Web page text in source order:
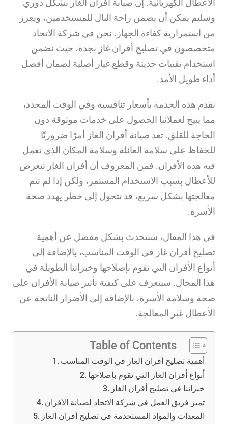
وسليم يمكن أن يضمن راحة البال للمستخدمين، ويعزز
من استمرارية كفاءة الجهاز. نحن في شركة الاتحاد
متخصصون في تصليح أفران غاز بجدة، حيث نضمن
استخدام تقنيات حديثة وقطع غيار أصلية لضمان أفضل
أداء طويل الأمد.
نقدم هذه الخدمة بأسعار تنافسية وفي الوقت المحدد،
مما يتيح لعملائنا الحصول على خدمات موثوقة دون
الحاجة للقلق. تعد صيانة أفران الغاز أمرًا ضروريًا
للحفاظ على سلامة العائلة وسلامة المكان الذي تعمل
فيه هذه الأفران. فمن المعروف أن أفران الغاز تتعرض
للأعطال بسبب الاستخدام المستمر، ولكن إذا لم تتم
معالجتها بشكل سريع، قد تتحول إلى خطر يهدد صحة
الأسرة.
في هذا المقال، سنتحدث بشكل مفصل عن أهمية
تصليح أفران غاز في الوقت المناسب، بالإضافة إلى
أنواع الأفران التي نقوم بإصلاحها وخبراتنا الطويلة في
هذا المجال. سنتعرف على كيفية تأثير صيانة الأفران على
صحة وسلامة الأسرة، بالإضافة إلى الأضرار الناتجة عن
الأعطال غير المعالجة.
Table of Contents
أهمية تصليح أفران الغاز في الوقت المناسب
أنواع أفران الغاز التي نقوم بإصلاحها
خبراتنا في تصليح أفران الغاز
تميز فريق العمل في شركة الاتحاد لصيانة الأفران
المعدات والمواد المستخدمة في تصليح أفران الغاز